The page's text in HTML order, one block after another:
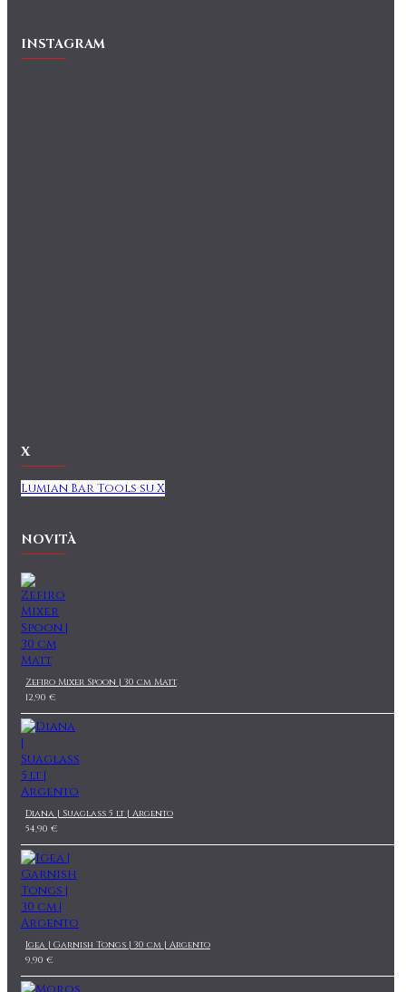
INSTAGRAM
X
Lumian Bar Tools su X
NOVITÀ
Zefiro Mixer Spoon | 30 cm Matt
12,90 €
Diana | Suaglass 5 lt | Argento
54,90 €
Igea | Garnish Tongs | 30 cm | Argento
9,90 €